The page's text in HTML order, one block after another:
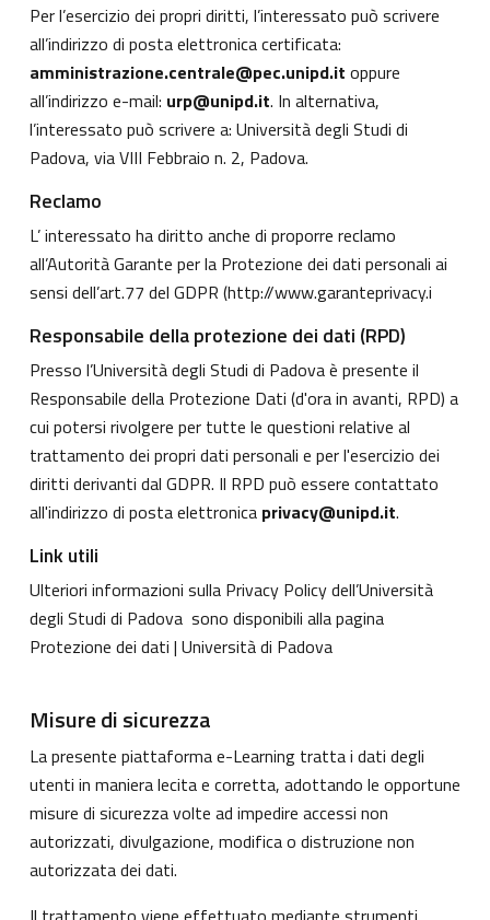
Per l’esercizio dei propri diritti, l’interessato può scrivere
all’indirizzo di posta elettronica certificata:
amministrazione.centrale@pec.unipd.it oppure
all’indirizzo e-mail: urp@unipd.it. In alternativa,
l’interessato può scrivere a: Università degli Studi di
Padova, via VIII Febbraio n. 2, Padova.
Reclamo
L’ interessato ha diritto anche di proporre reclamo
all’Autorità Garante per la Protezione dei dati personali ai
sensi dell’art.77 del GDPR (http://www.garanteprivacy.i
Responsabile della protezione dei dati (RPD)
Presso l’Università degli Studi di Padova è presente il
Responsabile della Protezione Dati (d'ora in avanti, RPD) a
cui potersi rivolgere per tutte le questioni relative al
trattamento dei propri dati personali e per l'esercizio dei
diritti derivanti dal GDPR. Il RPD può essere contattato
all'indirizzo di posta elettronica privacy@unipd.it.
Link utili
Ulteriori informazioni sulla Privacy Policy dell’Università
degli Studi di Padova sono disponibili alla pagina
Protezione dei dati | Università di Padova
Misure di sicurezza
La presente piattaforma e-Learning tratta i dati degli
utenti in maniera lecita e corretta, adottando le opportune
misure di sicurezza volte ad impedire accessi non
autorizzati, divulgazione, modifica o distruzione non
autorizzata dei dati.